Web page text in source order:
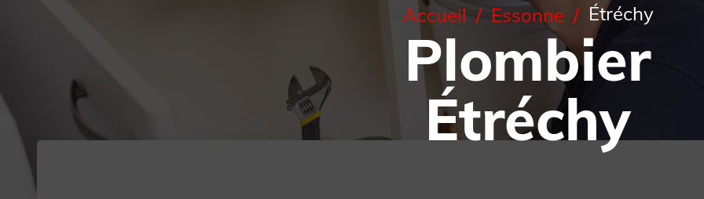
Accueil Essonne Étréchy
Plombier
Étréchy